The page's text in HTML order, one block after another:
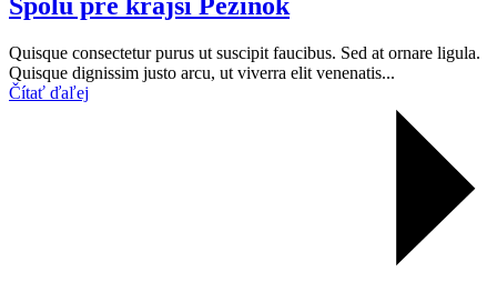
Quisque consectetur purus ut suscipit faucibus. Sed at ornare ligula.
Quisque dignissim justo arcu, ut viverra elit venenatis...
Čítať ďaľej